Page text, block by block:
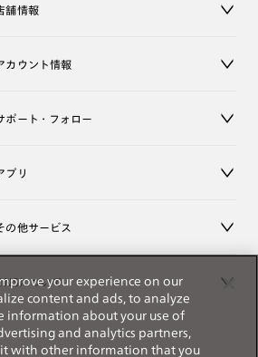
舗情報
カウント情報
ポート・フォロー
プリ
の他サービス
についてyour experience on our
content and ads, to analyze
information about your use of
and analytics partners,
with other information that you